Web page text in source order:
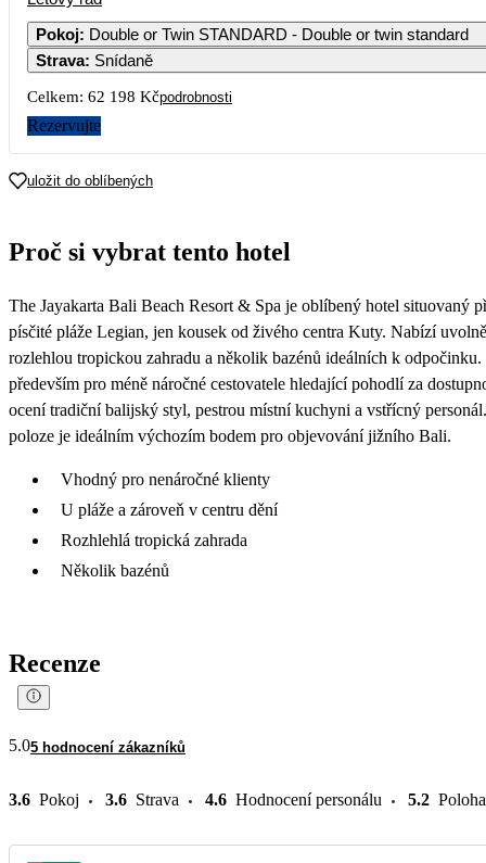
5
19
33 489
29 979 30 739 29 579
Pokoj: Double or Twin STANDARD - Double or twin standard
Strava: Snídaně
Celkem: 62 198 Kčpodrobnosti
Rezervujte
uložit do oblíbených
Proč si vybrat tento hotel
The Jayakarta Bali Beach Resort & Spa je oblíbený hotel situovaný
písčité pláže Legian, jen kousek od živého centra Kuty. Nabízí
rozlehlou tropickou zahradu a několik bazénů ideálních k
především pro méně náročné cestovatele hledající pohodlí za
ocení tradiční balijský styl, pestrou místní kuchyni a vstřícný
poloze je ideálním výchozím bodem pro objevování jižního Bali.
Vhodný pro nenáročné klienty
U pláže a zároveň v centru dění
Rozhlehlá tropická zahrada
Několik bazénů
Recenze
5.05 hodnocení zákazníků
3.6 Pokoj 3.6 Strava 4.6 Hodnocení personálu 5.2 Poloha